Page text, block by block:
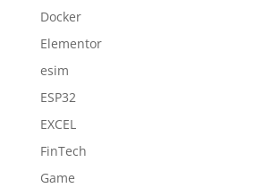
Docker
Elementor
esim
ESP32
EXCEL
FinTech
Game